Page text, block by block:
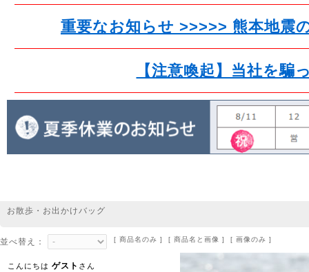
重要なお知らせ >>>>> 熊本地震
【注意喚起】当社を
お散歩・お出かけバッグ
並べ替え： [ 商品名のみ ] [ 商品名と画像 ] [ 画像のみ ]
こんにちは ゲスト さん